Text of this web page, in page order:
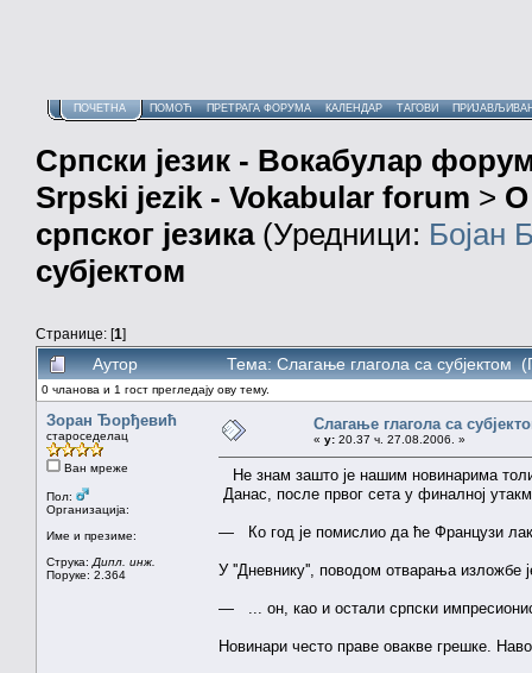
ПОЧЕТНА ПОМОЋ ПРЕТРАГА ФОРУМА КАЛЕНДАР ТАГОВИ
Српски језик - Вокабулар
Srpski jezik - Vokabular forum > О
српског језика(Уредници: Бојан
субјектом
Странице: [1]
Аутор Тема: Слагање глагола са субјектом
0 чланова и 1 гост прегледају ову тему.
Зоран Ђорђевић
староседелац
Ван мреже
Пол:
Организација:
Име и презиме:
Струка: Дипл. инж.
Поруке: 2.364
Слагање глагола са
« у: 20.37 ч. 27.08.2006. »
Не знам зашто је нашим новинарима
Данас, после првог сета у финалној
— Ко год је помислио да ће Французи
У ''Дневнику'', поводом отварања изложбе
— ... он, као и остали српски
Новинари често праве овакве грешке.